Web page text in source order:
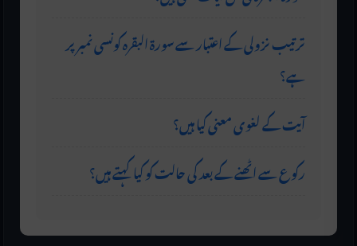
ترتیب نزولی کے اعتبار سے سورۃ البقرہ کونسی نمبر پر
ہے؟
آیت کے لغوی معنی کیا ہیں؟
رکوع سے اٹھنے کے بعد کی حالت کو کیا کہتے ہیں؟